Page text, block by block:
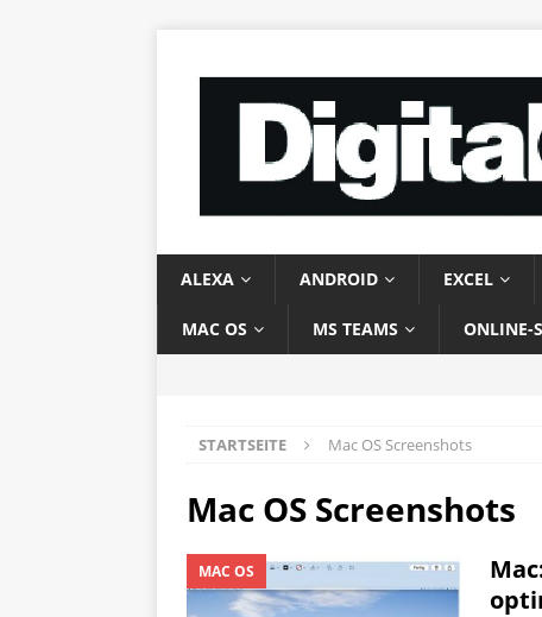
ALEXA ANDROID EXCEL
MAC OS MS TEAMS ONLINE-
STARTSEITE Mac OS Screenshots
Mac OS Screenshots
MAC OS